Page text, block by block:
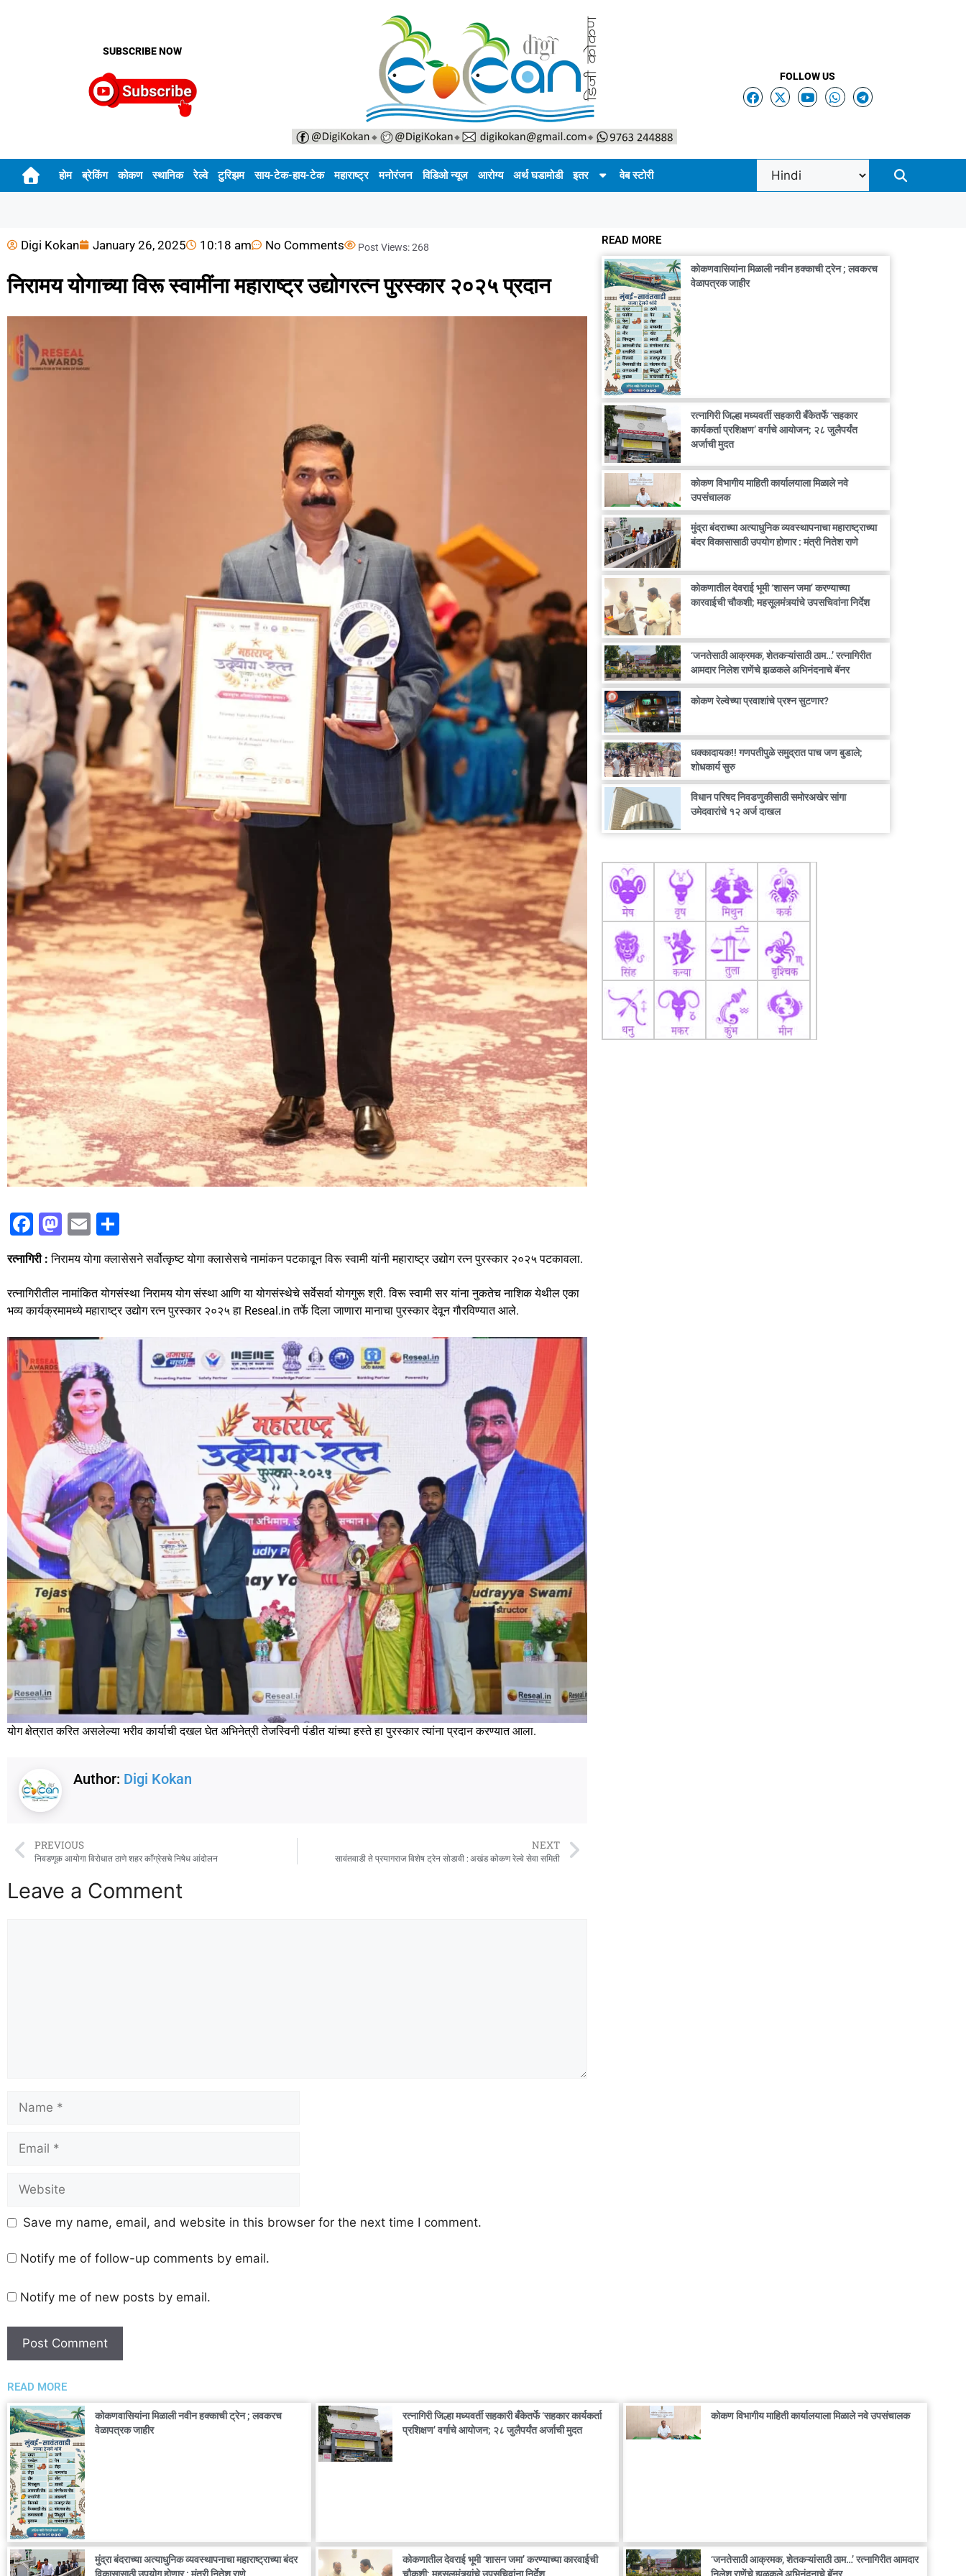
SUBSCRIBE NOW
FOLLOW US
होम ब्रेकिंग कोकण स्थानिक रेल्वे टुरिझम साय-टेक-हाय-टेक महाराष्ट्र मनोरंजन विडिओ न्यूज आरोग्य अर्थ घडामोडी इतर वेब स्टोरी
Digi Kokan January 26, 2025 10:18 am No Comments Post Views:268
निरामय योगाच्या विरू स्वामींना महाराष्ट्र उद्योगरत्न पुरस्कार २०२५ प्रदान
F
a
c
e
b
o
o
k
M
st
o
d
o
n
E
ai
l
h
ar
e
रत्नागिरी : निरामय योगा क्लासेसने सर्वोत्कृष्ट योगा क्लासेसचे नामांकन पटकावून विरू स्वामी यांनी महाराष्ट्र उद्योग रत्न पुरस्कार २०२५ पटकावला.
रत्नागिरीतील नामांकित योगसंस्था निरामय योग संस्था आणि या योगसंस्थेचे सर्वेसर्वा योगगुरू श्री. विरू स्वामी सर यांना नुकतेच नाशिक येथील एका
भव्य कार्यक्रमामध्ये महाराष्ट्र उद्योग रत्न पुरस्कार २०२५ हा Reseal.in तर्फे दिला जाणारा मानाचा पुरस्कार देवून गौरविण्यात आले.
योग क्षेत्रात करित असलेल्या भरीव कार्याची दखल घेत अभिनेत्री तेजस्विनी पंडीत यांच्या हस्ते हा पुरस्कार त्यांना प्रदान करण्यात आला.
Author: Digi Kokan
PREVIOUS
निवडणूक आयोगा विरोधात ठाणे शहर काँग्रेसचे निषेध आंदोलन
NEXT
सावंतवाडी ते प्रयागराज विशेष ट्रेन सोडावी : अखंड कोकण रेल्वे सेवा समिती
Leave a Comment
Save my name, email, and website in this browser for the next time I comment.
Notify me of follow-up comments by email.
Notify me of new posts by email.
READ MORE
कोकणवासियांना मिळाली नवीन हक्काची ट्रेन ; लवकरच
वेळापत्रक जाहीर
रत्नागिरी जिल्हा मध्यवर्ती सहकारी बँकेतर्फे ‘सहकार
कार्यकर्ता प्रशिक्षण’ वर्गाचे आयोजन; २८ जुलैपर्यंत
अर्जाची मुदत
कोकण विभागीय माहिती कार्यालयाला मिळाले नवे
उपसंचालक
मुंद्रा बंदराच्या अत्याधुनिक व्यवस्थापनाचा महाराष्ट्राच्या
बंदर विकासासाठी उपयोग होणार : मंत्री नितेश राणे
कोकणातील देवराई भूमी ‘शासन जमा’ करण्याच्या
कारवाईची चौकशी; महसूलमंत्र्यांचे उपसचिवांना निर्देश
‘जनतेसाठी आक्रमक, शेतकऱ्यांसाठी ठाम…’ रत्नागिरीत
आमदार निलेश राणेंचे झळकले अभिनंदनाचे बॅनर
कोकण रेल्वेच्या प्रवाशांचे प्रश्न सुटणार?
धक्कादायक!! गणपतीपुळे समुद्रात पाच जण बुडाले;
शोधकार्य सुरु
विधान परिषद निवडणुकीसाठी समोरअखेर सांगा
उमेदवारांचे १२ अर्ज दाखल
READ MORE
कोकणवासियांना मिळाली नवीन हक्काची ट्रेन ; लवकरच
वेळापत्रक जाहीर
रत्नागिरी जिल्हा मध्यवर्ती सहकारी बँकेतर्फे ‘सहकार कार्यकर्ता
प्रशिक्षण’ वर्गाचे आयोजन; २८ जुलैपर्यंत अर्जाची मुदत
कोकण विभागीय माहिती कार्यालयाला मिळाले नवे उपसंचालक
मुंद्रा बंदराच्या अत्याधुनिक व्यवस्थापनाचा महाराष्ट्राच्या बंदर
कोकणातील देवराई भूमी ‘शासन जमा’ करण्याच्या कारवाईची
‘जनतेसाठी आक्रमक, शेतकऱ्यांसाठी ठाम…’ रत्नागिरीत आमदार